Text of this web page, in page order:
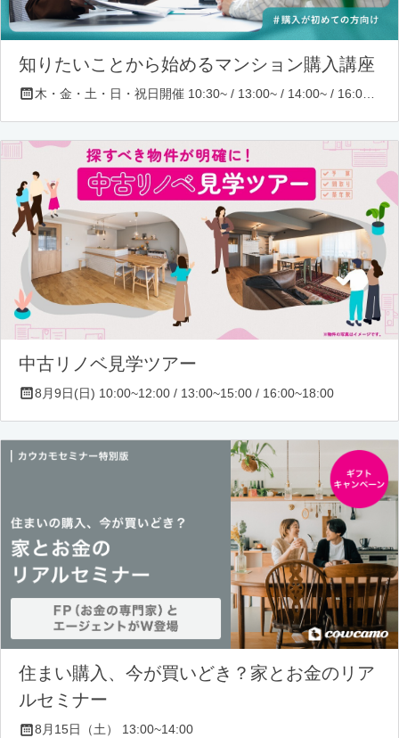
知りたいことから始めるマンション購入講座
中古リノベ見学ツアー
8月9日(日) 10:00~12:00 / 13:00~15:00 / 16:00~18:00
住まい購入、今が買いどき？家とお金のリア
ルセミナー
8月15日（土） 13:00~14:00